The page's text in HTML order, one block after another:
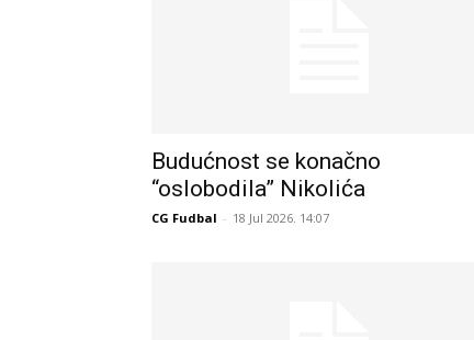
Budućnost se konačno
“oslobodila” Nikolića
CG Fudbal - 18 Jul 2026. 14:07